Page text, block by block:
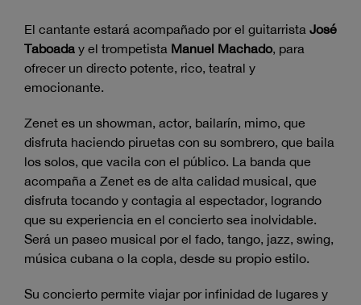
El cantante estará acompañado por el guitarrista José
Taboada y el trompetista Manuel Machado, para
ofrecer un directo potente, rico, teatral y
emocionante.
Zenet es un showman, actor, bailarín, mimo, que
disfruta haciendo piruetas con su sombrero, que baila
los solos, que vacila con el público. La banda que
acompaña a Zenet es de alta calidad musical, que
disfruta tocando y contagia al espectador, logrando
que su experiencia en el concierto sea inolvidable.
Será un paseo musical por el fado, tango, jazz, swing,
música cubana o la copla, desde su propio estilo.
Su concierto permite viajar por infinidad de lugares y